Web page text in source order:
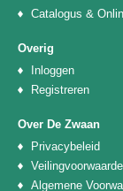
Catalogus &
Overig
Inloggen
Registreren
Over De Zwaan
Privacybeleid
Algemene